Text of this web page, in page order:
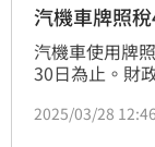
汽機車牌照
汽機車使用牌
30日為止。財
2025/03/28 12:46